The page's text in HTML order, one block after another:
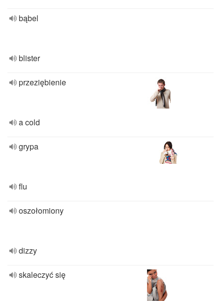
bąbel
blister
przeziębienie
a cold
grypa
flu
oszołomiony
dizzy
skaleczyć się